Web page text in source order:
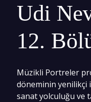
Udi
12.
Müzikli Portreler
döneminin yenilikçi
sanat yolculuğu ve